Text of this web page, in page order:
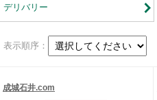
デリバリー
表示順序：
成城石井.com